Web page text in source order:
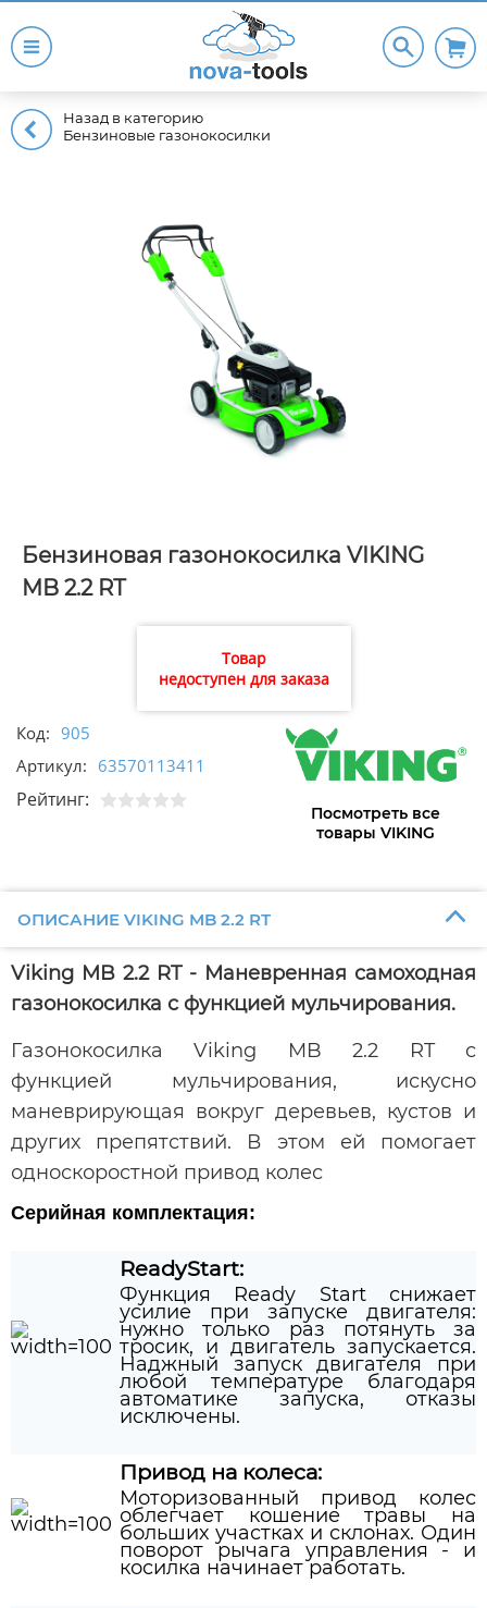
Назад в категорию
Бензиновые газонокосилки
Бензиновая газонокосилка VIKING
MB 2.2 RТ
Товар
недоступен для заказа
Код: 905
Артикул: 63570113411
Рейтинг:
Посмотреть все
товары VIKING
ОПИСАНИЕ VIKING MB 2.2 RТ
Viking MB 2.2 RT - Маневренная самоходная
газонокосилка с функцией мульчирования.
Газонокосилка Viking MB 2.2 RT с
функцией мульчирования, искусно
маневрирующая вокруг деревьев, кустов и
других препятствий. В этом ей помогает
односкоростной привод колес
Серийная комплектация:
ReadyStart:
Функция Ready Start снижает
усилие при запуске двигателя:
нужно только раз потянуть за
тросик, и двигатель запускается.
Наджный запуск двигателя при
любой температуре благодаря
автоматике запуска, отказы
исключены.
Привод на колеса:
Моторизованный привод колес
облегчает кошение травы на
больших участках и склонах. Один
поворот рычага управления - и
косилка начинает работать.